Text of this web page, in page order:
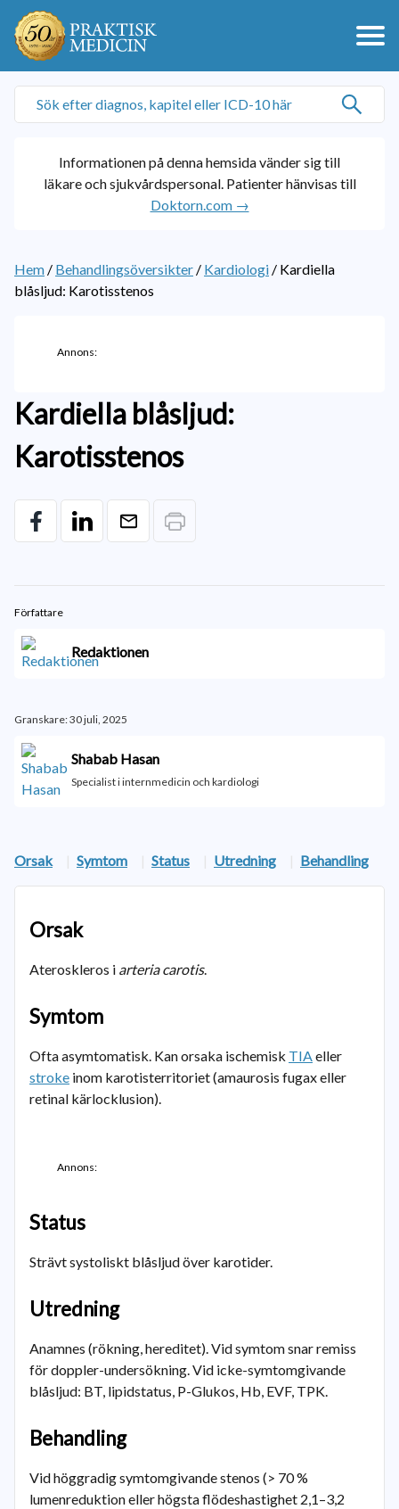
Informationen på denna hemsida vänder sig till
läkare och sjukvårdspersonal. Patienter hänvisas till
Doktorn.com →
Hem / Behandlingsöversikter / Kardiologi / Kardiella
blåsljud: Karotisstenos
Annons:
Kardiella blåsljud:
Karotisstenos
Författare
Redaktionen
Granskare: 30 juli, 2025
Shabab Hasan
Specialist i internmedicin och kardiologi
Orsak | Symtom | Status | Utredning | Behandling
Orsak
Ateroskleros i arteria carotis.
Symtom
Ofta asymtomatisk. Kan orsaka ischemisk TIAeller
stroke inom karotisterritoriet (amaurosis fugax eller
retinal kärlocklusion).
Annons:
Status
Strävt systoliskt blåsljud över karotider.
Utredning
Anamnes (rökning, hereditet). Vid symtom snar remiss
för doppler-undersökning. Vid icke-symtomgivande
blåsljud: BT, lipidstatus, P-Glukos, Hb, EVF, TPK.
Behandling
Vid höggradig symtomgivande stenos (> 70 %
lumenreduktion eller högsta flödeshastighet 2,1–3,2